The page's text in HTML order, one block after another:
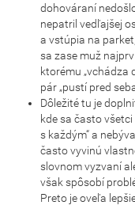
dohováraní
nepatril vedľajšej
a vstúpia na
sa zase muž
ktorému „vchádza
pár „pustí pred
Dôležité tu je
kde sa často
s každým“ a
často vyvinú
slovnom vyzvaní
však spôsobí
Preto je oveľa